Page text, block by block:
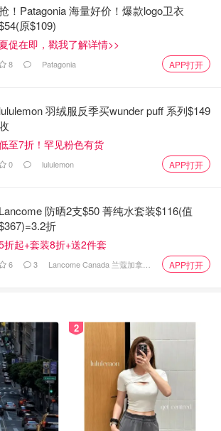
把日常开支核心转向“投资开支”，预测能
速搞能源管道、电网、高铁和新房建设。
，Trump关税被判非法你开心不？快留言
面：Gage Skidmore, CC BY-SA 2.0, via
是不是有鸡腿吃
是momo酱
！Patagonia 海量好价！爆款logo卫衣
原$109)
夏促在即，戳我了解详情>>
8 Patagonia APP打开
lululemon 羽绒服反季买wunder puff 系列$149
至7折！罕见粉色有货
0 lululemon APP打开
Lancome 防晒2支$50 菁纯水套装$116(值
折
折起+套装8折+送2件套
6 3 Lancome Canada 兰蔻加拿大官网 APP打开
2